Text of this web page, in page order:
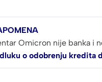
Omicron nije banka i
o odobrenju kredita